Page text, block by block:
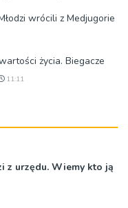
wrócili z Medjugorie
życia. Biegacze
11:11
z urzędu. Wiemy kto ją